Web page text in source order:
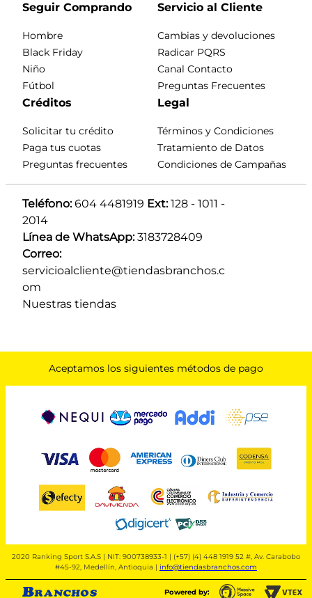
Seguir Comprando
Hombre
Black Friday
Niño
Fútbol
Servicio al Cliente
Cambias y devoluciones
Radicar PQRS
Canal Contacto
Preguntas Frecuentes
Créditos
Solicitar tu crédito
Paga tus cuotas
Preguntas frecuentes
Legal
Términos y Condiciones
Tratamiento de Datos
Condiciones de Campañas
Teléfono: 604 4481919 Ext: 128 - 1011 -
2014
Línea de WhatsApp: 3183728409
Correo:
servicioalcliente@tiendasbranchos.c
om
Nuestras tiendas
Aceptamos los siguientes métodos de pago
2020 Ranking Sport S.A.S | NIT: 900738933-1 | (+57) (4) 448 1919 52 #, Av. Carabobo
#45-92, Medellín, Antioquia | info@tiendasbranchos.com
Powered by: